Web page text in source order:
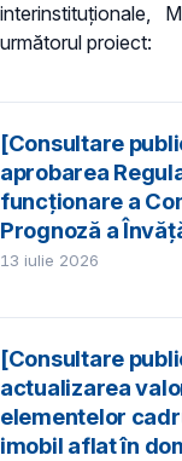
interinstituționale,
următorul proiect:
[Consultare
aprobarea
funcţionare a
Prognoză a
13 iulie 2026
[Consultare
actualizarea
elementelor
imobil aflat în